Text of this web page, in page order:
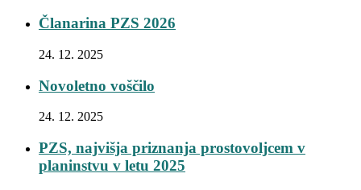
Članarina PZS 2026
24. 12. 2025
Novoletno voščilo
24. 12. 2025
PZS, najvišja priznanja prostovoljcem v
planinstvu v letu 2025